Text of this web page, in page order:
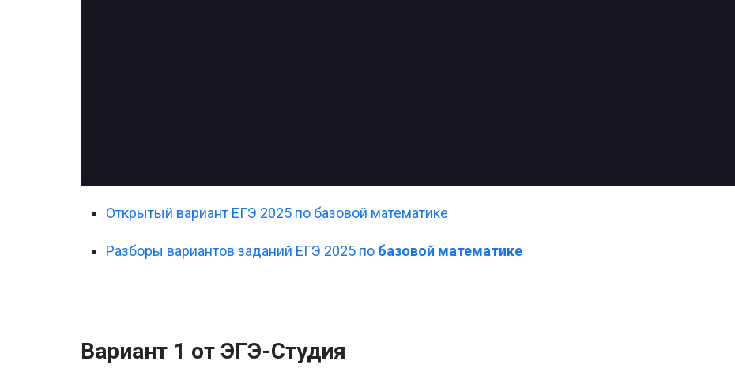
Открытый вариант ЕГЭ 2025 по базовой математике
Разборы вариантов заданий ЕГЭ 2025 по базовой математике
Вариант 1 от ЭГЭ-Студия